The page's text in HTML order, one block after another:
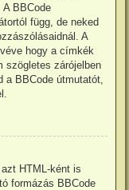
BBCode
függ, de neked
A
hogy a címkék
szögletes zárójelben
a BBCode útmutatót,
HTML-ként is
formázás BBCode